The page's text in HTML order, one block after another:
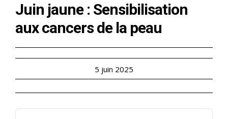
Juin jaune : Sensibilisation
aux cancers de la peau
5 juin 2025